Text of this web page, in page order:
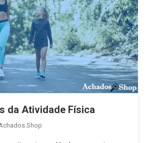
da Atividade Física